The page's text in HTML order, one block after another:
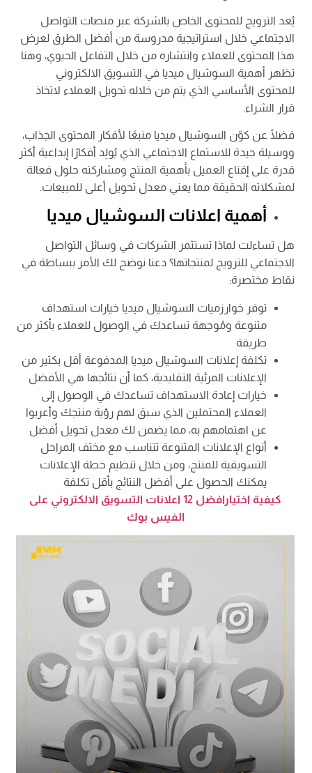
يُعد الترويج للمحتوى الخاص بالشركة عبر منصات التواصل
الاجتماعي خلال استراتيجية مدروسة من أفضل الطرق لعرض
هذا المحتوى للعملاء وانتشاره من خلال التفاعل الحيوي، وهنا
تظهر أهمية السوشيال ميديا في التسويق الالكتروني
للمحتوى الأساسي الذي يتم من خلاله تحويل العملاء لاتخاذ
قرار الشراء.
فضلًا عن كوّن السوشيال ميديا منبعًا لأفكار المحتوى الجذاب،
ووسيلة جيدة للاستماع الاجتماعي الذي يُولِد أفكارًا إبداعية أكثر
قدرة على إقناع العميل بأهمية المنتج ومشاركته حلول فعالة
لمشكلاته الحقيقة مما يعني معدل تحويل أعلى للمبيعات.
أهمية اعلانات السوشيال ميديا
هل تساءلت لماذا تستثمر الشركات في وسائل التواصل
الاجتماعي للترويج لمنتجاتها؟ دعنا نوضح لك الأمر ببساطة في
نقاط مختصرة:
توفر خوارزميات السوشيال ميديا خيارات استهداف
متنوعة ومُوجهة تساعدك في الوصول للعملاء بأكثر من
طريقة
تكلفة إعلانات السوشيال ميديا المدفوعة أقل بكثير من
الإعلانات المرئية التقليدية، كما أن نتائجها هي الأفضل
خيارات إعادة الاستهداف تساعدك في الوصول إلى
العملاء المحتملين الذي سبق لهم رؤية منتجك وأعربوا
عن اهتمامهم به، مما يضمن لك معدل تحويل أفضل
أنواع الإعلانات المتنوعة تتناسب مع مختف المراحل
التسويقية للمنتج، ومن خلال تنظيم خطة الإعلانات
يمكنك الحصول على أفضل النتائج بأقل تكلفة
كيفية اختيارافضل 12 اعلانات التسويق الالكتروني على
الفيس بوك